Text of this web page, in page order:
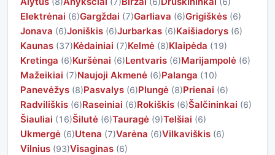
Elektrėnai (6)Gargždai (7)Garliava (6)Grigiškės (6)
Jonava (6)Joniškis (6)Jurbarkas (6)Kaišiadorys (6)
Kaunas (37)Kėdainiai (7)Kelmė (8)Klaipėda (19)
Kretinga (6)Kuršėnai (6)Lentvaris (6)Marijampolė (6)
Mažeikiai (7)Naujoji Akmenė (6)Palanga (10)
Panevėžys (8)Pasvalys (6)Plungė (8)Prienai (6)
Radviliškis (6)Raseiniai (6)Rokiškis (6)Šalčininkai (6)
Šiauliai (16)Šilutė (6)Tauragė (9)Telšiai (6)
Ukmergė (6)Utena (7)Varėna (6)Vilkaviškis (6)
Vilnius (93)Visaginas (6)